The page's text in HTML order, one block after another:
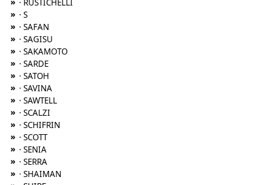
· RUSTICHELLI
» · S
» · SAFAN
» · SAGISU
» · SAKAMOTO
» · SARDE
» · SATOH
» · SAVINA
» · SAWTELL
» · SCALZI
» · SCHIFRIN
» · SCOTT
» · SENIA
» · SERRA
» · SHAIMAN